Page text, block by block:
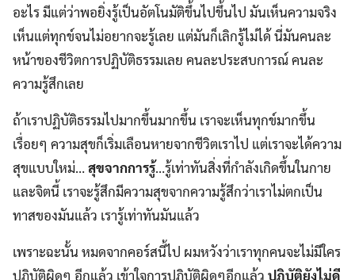
อะไร มีแต่ว่าพอยิ่งรู้เป็นอัตโนมัติขึ้นไปขึ้นไป มันเห็นความจริง
เห็นแต่ทุกข์จนไม่อยากจะรู้เลย แต่มันก็เลิกรู้ไม่ได้ นี่มันคนละ
หน้าของชีวิตการปฏิบัติธรรมเลย คนละประสบการณ์ คนละ
ความรู้สึกเลย
ถ้าเราปฏิบัติธรรมไปมากขึ้นมากขึ้น เราจะเห็นทุกข์มากขึ้น
เรื่อยๆ ความสุขก็เริ่มเลือนหายจากชีวิตเราไป แต่เราจะได้ความ
สุขแบบใหม่…สุขจากการรู้…รู้เท่าทันสิ่งที่กำลังเกิดขึ้นในกาย
และจิตนี้ เราจะรู้สึกมีความสุขจากความรู้สึกว่าเราไม่ตกเป็น
ทาสของมันแล้ว เรารู้เท่าทันมันแล้ว
เพราะฉะนั้น หมดจากคอร์สนี้ไป ผมหวังว่าเราทุกคนจะไม่มีใคร
ปฏิบัติผิดๆ อีกแล้ว เข้าใจการปฏิบัติผิดๆอีกแล้ว ปฏิบัติยังไม่ดี